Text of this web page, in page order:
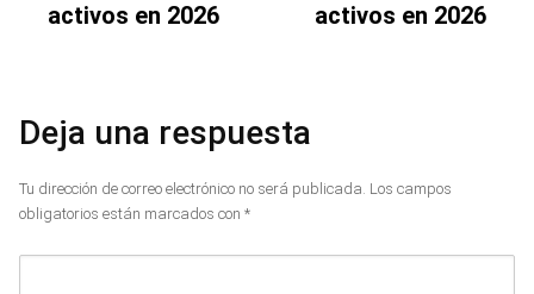
activos en 2026
activos en 2026
Deja una respuesta
Tu dirección de correo electrónico no será publicada. Los campos
obligatorios están marcados con *